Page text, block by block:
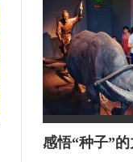
感悟“种子”